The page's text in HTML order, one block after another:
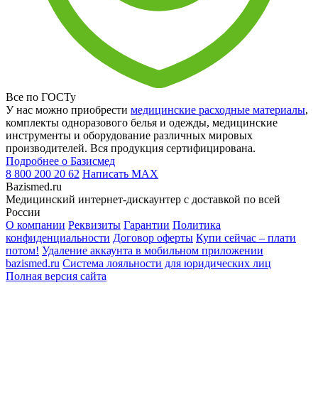
Все по ГОСТу
У нас можно приобрести медицинские расходные материалы,
комплекты одноразового белья и одежды, медицинские
инструменты и оборудование различных мировых
производителей. Вся продукция сертифицирована.
Подробнее о Базисмед
8 800 200 20 62 Написать MAX
Bazismed.ru
Медицинский интернет-дискаунтер с доставкой по всей
России
О компании Реквизиты Гарантии Политика
конфиденциальности Договор оферты Купи сейчас – плати
потом! Удаление аккаунта в мобильном приложении
bazismed.ru Система лояльности для юридических лиц
Полная версия сайта